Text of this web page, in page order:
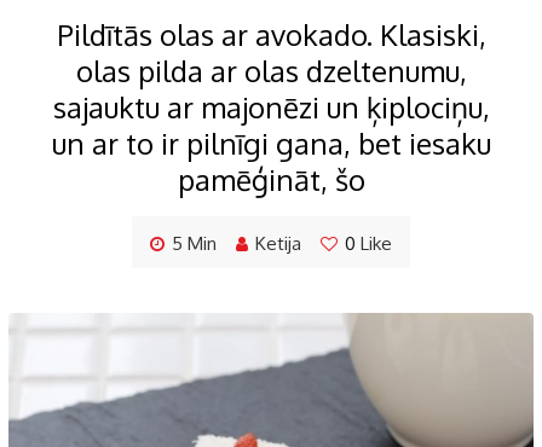
Pildītās olas ar avokado. Klasiski,
olas pilda ar olas dzeltenumu,
sajauktu ar majonēzi un ķiplociņu,
un ar to ir pilnīgi gana, bet iesaku
pamēģināt, šo
5 Min Ketija 0 Like